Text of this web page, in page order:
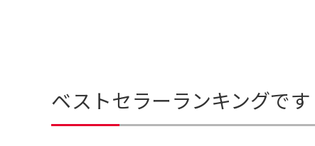
ベストセラーランキングです